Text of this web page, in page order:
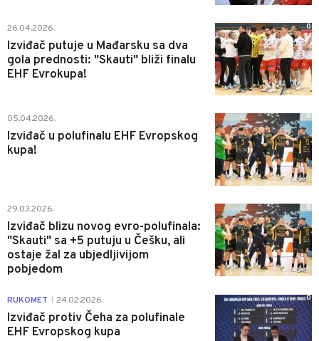
26.04.2026.
Izviđač putuje u Mađarsku sa dva
gola prednosti: "Skauti" bliži finalu
EHF Evrokupa!
0
05.04.2026.
Izviđač u polufinalu EHF Evropskog
kupa!
0
29.03.2026.
Izviđač blizu novog evro-polufinala:
"Skauti" sa +5 putuju u Češku, ali
ostaje žal za ubjedljivijom
pobjedom
0
RUKOMET 24.02.2026.
Izviđač protiv Čeha za polufinale
EHF Evropskog kupa
0